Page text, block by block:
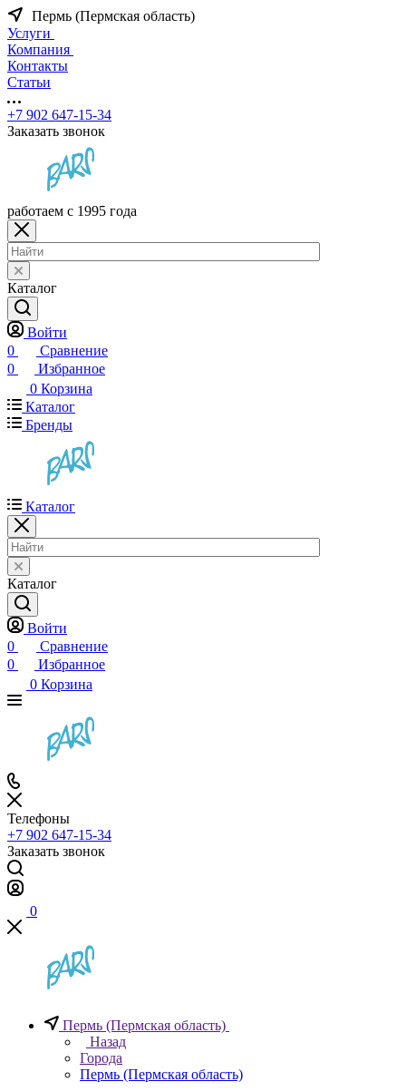
Пермь (Пермская область)
Услуги
Компания
Контакты
Статьи
+7 902 647-15-34
Заказать звонок
работаем с 1995 года
Каталог
Войти
0
Сравнение
0
Избранное
0 Корзина
Каталог
Бренды
Каталог
Каталог
Войти
0
Сравнение
0
Избранное
0 Корзина
Телефоны
+7 902 647-15-34
Заказать звонок
0
Пермь (Пермская область)
Назад
Города
Пермь (Пермская область)